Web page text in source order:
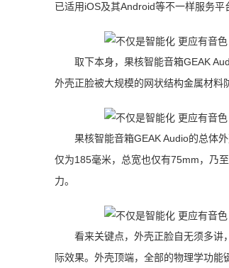
已适用iOS及其Android等不一样服务平
取下本身，果核智能音箱GEAK
外壳正脸被大规模的网状结构金属材料
果核智能音箱GEAK Audio的总体
仅为185毫米，总宽也仅有75mm，乃
力。
看来关键点，外壳正脸自无须多讲
际效果。外壳顶端，全部的物理学功能